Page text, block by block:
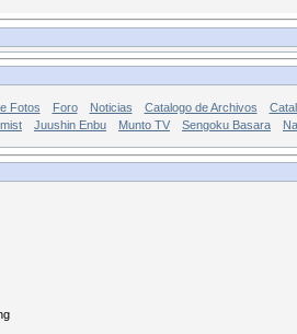
Fotos Foro Noticias Catalogo de Archivos
Juushin Enbu Munto TV Sengoku Basara